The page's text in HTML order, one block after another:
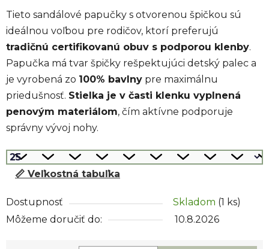
Tieto sandálové papučky s otvorenou špičkou sú
ideálnou voľbou pre rodičov, ktorí preferujú
tradičnú certifikovanú obuv s podporou klenby.
Papučka má tvar špičky rešpektujúci detský palec a
je vyrobená zo 100% bavlny pre maximálnu
priedušnosť. Stielka je v časti klenku vyplnená
penovým materiálom, čím aktívne podporuje
správny vývoj nohy.
📏 Veľkostná tabuľka
Dostupnosť Skladom (1 ks)
Môžeme doručiť do:
10.8.2026